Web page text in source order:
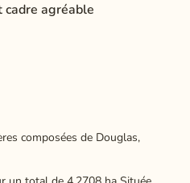
cadre agréable
composées de Douglas,